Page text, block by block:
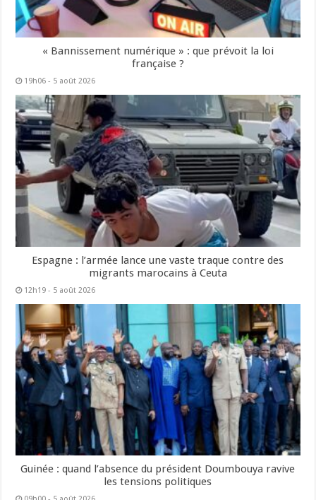
« Bannissement numérique » : que prévoit la loi
française ?
19h06 - 5 août 2026
Espagne : l’armée lance une vaste traque contre des
migrants marocains à Ceuta
12h19 - 5 août 2026
Guinée : quand l’absence du président Doumbouya ravive
les tensions politiques